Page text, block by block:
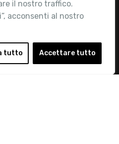
il nostro traffico.
acconsenti al nostro
tutto Accettare tutto